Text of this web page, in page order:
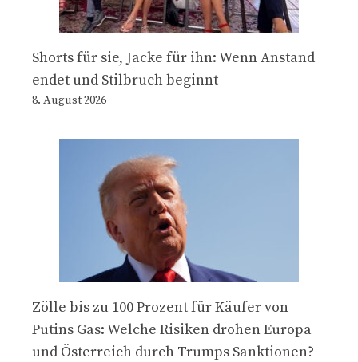
Shorts für sie, Jacke für ihn: Wenn Anstand
endet und Stilbruch beginnt
8. August 2026
Zölle bis zu 100 Prozent für Käufer von
Putins Gas: Welche Risiken drohen Europa
und Österreich durch Trumps Sanktionen?